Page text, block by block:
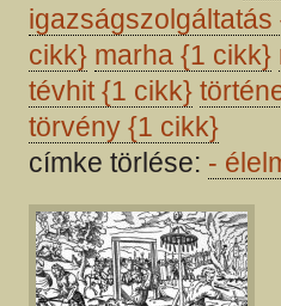
igazságszolgáltatás
cikk} marha {1 cikk}
tévhit{1 cikk}
törvény {1 cikk}
címke törlése: -